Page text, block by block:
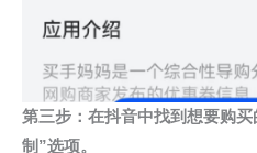
第三步：在抖音中找到想要购
制”选项。